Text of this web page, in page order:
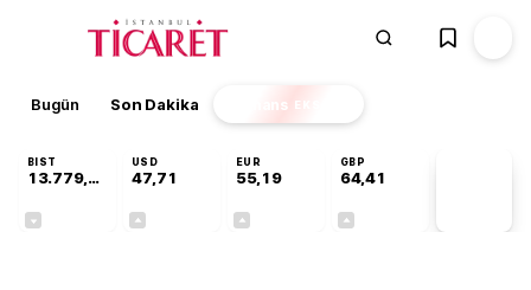
Bugün Son Dakika Finans EKSTRA
BIST
13.779,39
USD
47,71
EUR
55,19
GBP
64,41